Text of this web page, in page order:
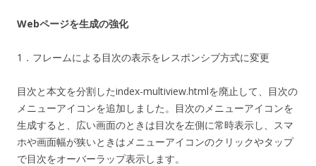
Webページを生成の強化
1．フレームによる目次の表示をレスポンシブ方式に変更
目次と本文を分割したindex-multiview.htmlを廃止して、目次の
メニューアイコンを追加しました。目次のメニューアイコンを
生成すると、広い画面のときは目次を左側に常時表示し、スマ
ホや画面幅が狭いときはメニューアイコンのクリックやタップ
で目次をオーバーラップ表示します。